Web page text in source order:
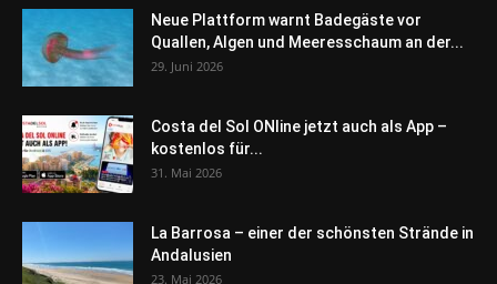
Neue Plattform warnt Badegäste vor
Quallen, Algen und Meeresschaum an der...
29. Juni 2026
Costa del Sol ONline jetzt auch als App –
kostenlos für...
31. Mai 2026
La Barrosa – einer der schönsten Strände in
Andalusien
23. Mai 2026